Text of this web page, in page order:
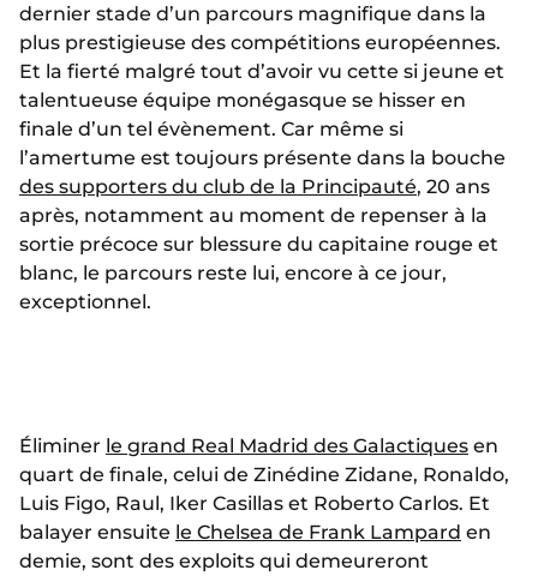
dernier stade d’un parcours magnifique dans la
plus prestigieuse des compétitions européennes.
Et la fierté malgré tout d’avoir vu cette si jeune et
talentueuse équipe monégasque se hisser en
finale d’un tel évènement. Car même si
l’amertume est toujours présente dans la bouche
des supporters du club de la Principauté, 20 ans
après, notamment au moment de repenser à la
sortie précoce sur blessure du capitaine rouge et
blanc, le parcours reste lui, encore à ce jour,
exceptionnel.
Éliminer le grand Real Madrid des Galactiques en
quart de finale, celui de Zinédine Zidane, Ronaldo,
Luis Figo, Raul, Iker Casillas et Roberto Carlos. Et
balayer ensuite le Chelsea de Frank Lampard en
demie, sont des exploits qui demeureront